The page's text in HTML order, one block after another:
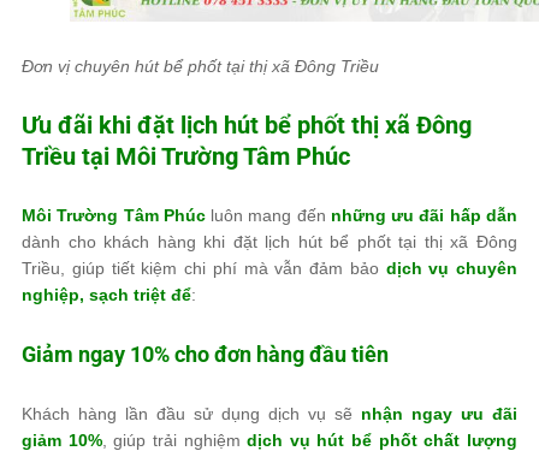
Đơn vị chuyên hút bể phốt tại thị xã Đông Triều
Ưu đãi khi đặt lịch hút bể phốt thị xã Đông
Triều tại Môi Trường Tâm Phúc
Môi Trường Tâm Phúcluôn mang đến những ưu đãi hấp dẫn
dành cho khách hàng khi đặt lịch hút bể phốt tại thị xã Đông
Triều, giúp tiết kiệm chi phí mà vẫn đảm bảo dịch vụ chuyên
nghiệp, sạch triệt để:
Giảm ngay 10% cho đơn hàng đầu tiên
Khách hàng lần đầu sử dụng dịch vụ sẽ nhận ngay ưu đãi
giảm 10%, giúp trải nghiệmdịch vụ hút bể phốt chất lượng